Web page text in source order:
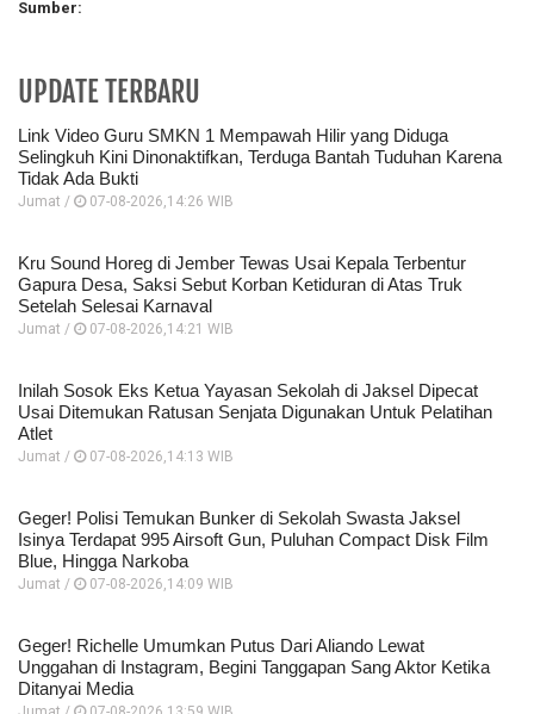
Sumber:
UPDATE TERBARU
Link Video Guru SMKN 1 Mempawah Hilir yang Diduga
Selingkuh Kini Dinonaktifkan, Terduga Bantah Tuduhan Karena
Tidak Ada Bukti
Jumat / 07-08-2026,14:26 WIB
Kru Sound Horeg di Jember Tewas Usai Kepala Terbentur
Gapura Desa, Saksi Sebut Korban Ketiduran di Atas Truk
Setelah Selesai Karnaval
Jumat / 07-08-2026,14:21 WIB
Inilah Sosok Eks Ketua Yayasan Sekolah di Jaksel Dipecat
Usai Ditemukan Ratusan Senjata Digunakan Untuk Pelatihan
Atlet
Jumat / 07-08-2026,14:13 WIB
Geger! Polisi Temukan Bunker di Sekolah Swasta Jaksel
Isinya Terdapat 995 Airsoft Gun, Puluhan Compact Disk Film
Blue, Hingga Narkoba
Jumat / 07-08-2026,14:09 WIB
Geger! Richelle Umumkan Putus Dari Aliando Lewat
Unggahan di Instagram, Begini Tanggapan Sang Aktor Ketika
Ditanyai Media